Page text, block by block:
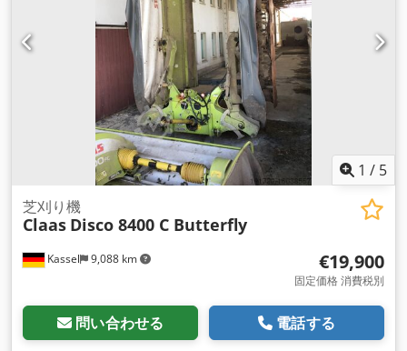
1 / 5
Kassel 9,088 km
芝刈り機
Claas Disco 8400 C Butterfly
€19,900
固定価格 消費税別
問い合わせる 電話する